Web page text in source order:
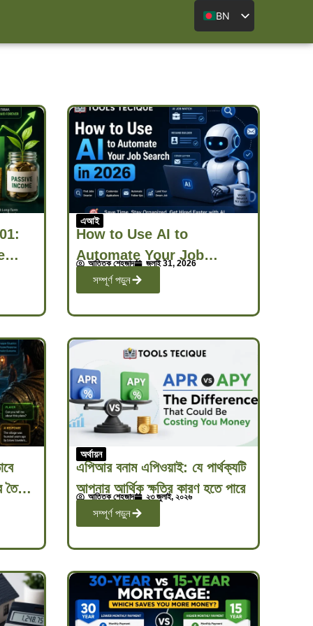
BN
এআই
How to Use AI to
Automate Your Job
Search in 2026
আত্তিক শেহজাদ জুলাই 31, 2026
সম্পূর্ণ পড়ুন
অর্থায়ন
এপিআর বনাম এপিওয়াই: যে পার্থক্যটি
আপনার আর্থিক ক্ষতির কারণ হতে পারে
আত্তিক শেহজাদ ২৩ জুলাই, ২০২৬
সম্পূর্ণ পড়ুন